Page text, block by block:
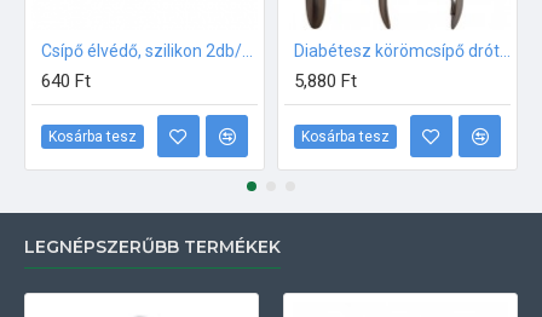
640 Ft
Kosárba tesz
5,880 Ft
Kosárba tesz
LEGNÉPSZERŰBB TERMÉKEK